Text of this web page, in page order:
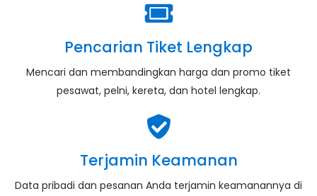
Pencarian Tiket Lengkap
Mencari dan membandingkan harga dan promo tiket
pesawat, pelni, kereta, dan hotel lengkap.
Terjamin Keamanan
Data pribadi dan pesanan Anda terjamin keamanannya di